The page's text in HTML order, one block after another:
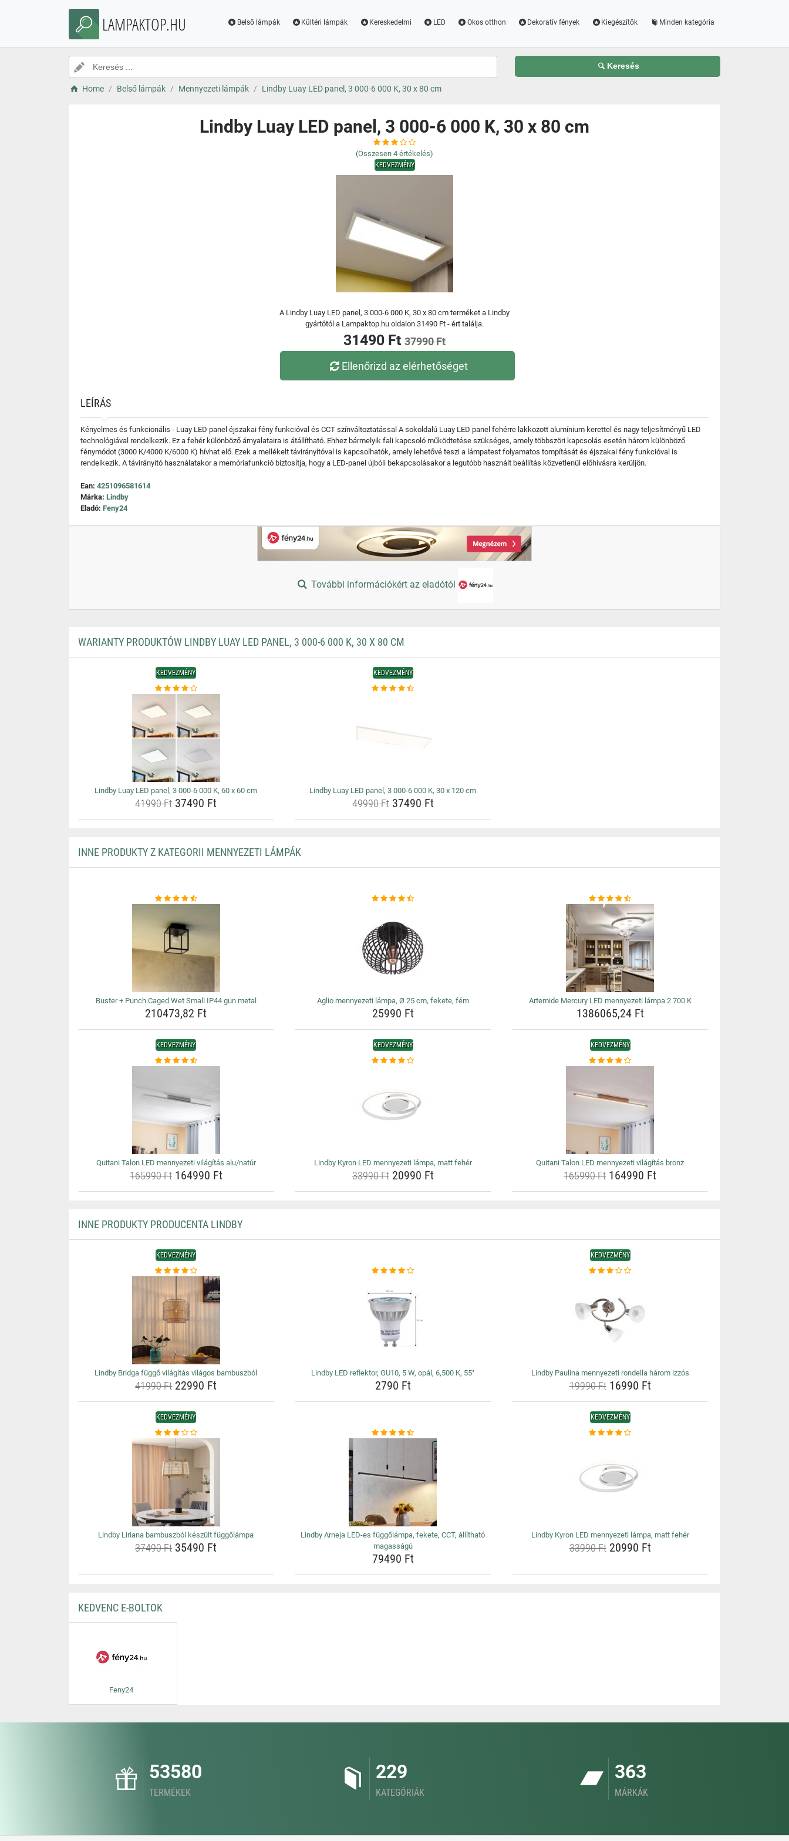
LAMPAKTOP.HU Belső lámpák Kültéri lámpák Kereskedelmi LED Okos otthon Dekoratív fények Kiegészítők Minden kategória
Keresés
Home Belső lámpák Mennyezeti lámpák Lindby Luay LED panel, 3 000-6 000 K, 30 x 80 cm
Lindby Luay LED panel, 3 000-6 000 K, 30 x 80 cm
(Összesen 4 értékelés)
KEDVEZMÉNY
A Lindby Luay LED panel, 3 000-6 000 K, 30 x 80 cm terméket a Lindby
gyártótól a Lampaktop.hu oldalon 31490 Ft - ért találja.
31490 Ft 37990 Ft
Ellenőrizd az elérhetőséget
LEÍRÁS
Kényelmes és funkcionális - Luay LED panel éjszakai fény funkcióval és CCT színváltoztatással A sokoldalú Luay LED panel fehérre lakkozott alumínium kerettel és nagy teljesítményű LED
technológiával rendelkezik. Ez a fehér különböző árnyalataira is átállítható. Ehhez bármelyik fali kapcsoló működtetése szükséges, amely többszöri kapcsolás esetén három különböző
fénymódot (3000 K/4000 K/6000 K) hívhat elő. Ezek a mellékelt távirányítóval is kapcsolhatók, amely lehetővé teszi a lámpatest folyamatos tompítását és éjszakai fény funkcióval is
rendelkezik. A távirányító használatakor a memóriafunkció biztosítja, hogy a LED-panel újbóli bekapcsolásakor a legutóbb használt beállítás közvetlenül előhívásra kerüljön.
Ean: 4251096581614
Márka: Lindby
Eladó: Feny24
További információkért az eladótól
WARIANTY PRODUKTÓW LINDBY LUAY LED PANEL, 3 000-6 000 K, 30 X 80 CM
KEDVEZMÉNY
Lindby Luay LED panel, 3 000-6 000 K, 60 x 60 cm
41990 Ft37490 Ft
KEDVEZMÉNY
Lindby Luay LED panel, 3 000-6 000 K, 30 x 120 cm
49990 Ft37490 Ft
INNE PRODUKTY Z KATEGORII MENNYEZETI LÁMPÁK
Buster + Punch Caged Wet Small IP44 gun metal
210473,82 Ft
Aglio mennyezeti lámpa, Ø 25 cm, fekete, fém
25990 Ft
Artemide Mercury LED mennyezeti lámpa 2 700 K
1386065,24 Ft
KEDVEZMÉNY
Quitani Talon LED mennyezeti világítás alu/natúr
165990 Ft164990 Ft
KEDVEZMÉNY
Lindby Kyron LED mennyezeti lámpa, matt fehér
33990 Ft20990 Ft
KEDVEZMÉNY
Quitani Talon LED mennyezeti világítás bronz
165990 Ft 164990 Ft
INNE PRODUKTY PRODUCENTA LINDBY
KEDVEZMÉNY
Lindby Bridga függő világítás világos bambuszból
41990 Ft22990 Ft
Lindby LED reflektor, GU10, 5 W, opál, 6,500 K, 55°
2790 Ft
KEDVEZMÉNY
Lindby Paulina mennyezeti rondella három izzós
19990 Ft16990 Ft
KEDVEZMÉNY
Lindby Liriana bambuszból készült függőlámpa
37490 Ft35490 Ft
Lindby Arneja LED-es függőlámpa, fekete, CCT, állítható
magasságú
79490 Ft
KEDVEZMÉNY
Lindby Kyron LED mennyezeti lámpa, matt fehér
33990 Ft20990 Ft
KEDVENC E-BOLTOK
Feny24
53580
TERMÉKEK
229
KATEGÓRIÁK
363
MÁRKÁK